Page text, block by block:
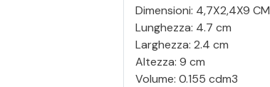
Dimensioni: 4,7X2,4X9 CM
Lunghezza: 4.7 cm
Larghezza: 2.4 cm
Altezza: 9 cm
Volume: 0.155 cdm3